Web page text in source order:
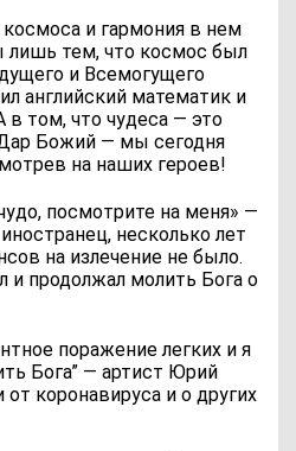
и гармония в нем
лишь тем, что космос был
и Всемогущего
английский математик и
том, что чудеса — это
Божий — мы сегодня
на наших героев!
посмотрите на меня» —
несколько лет
на излечение не было.
и продолжал молить Бога о
поражение легких и я
Бога” — артист Юрий
коронавируса и о других